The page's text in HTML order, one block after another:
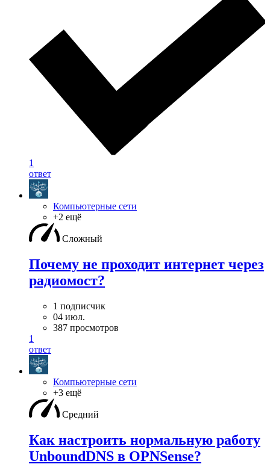
1
ответ
Компьютерные сети
+2 ещё
Сложный
Почему не проходит интернет через
радиомост?
1 подписчик
04 июл.
387 просмотров
1
ответ
Компьютерные сети
+3 ещё
Средний
Как настроить нормальную работу
UnboundDNS в OPNSense?